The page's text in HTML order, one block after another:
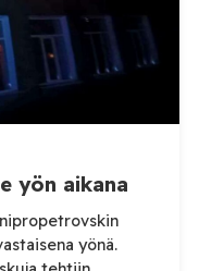
yön aikana
yönä.